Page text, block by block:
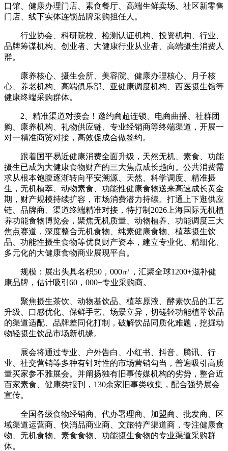
口馆、健康办理门店、素食餐厅、高端生鲜卖场、社区新零售
门店、线下实体连锁品牌采购担任人。
行业协会、科研院校、检测认证机构、投资机构、行业、
品牌筹谋机构、创业者、大健康行业从业者、高端摄生消费人
群。
康养核心、摄生会所、美容院、健康办理核心、月子核
心、养老机构、高端俱乐部、亚健康调度机构、西医摄生馆等
健康终端采购群体。
2、精准渠道对接会！邀约商超连锁、电商曲播、社群团
购、康养机构、礼物供应链、专业经销商等终端渠道，开展一
对一精准商贸对接，高效促成合做签约。
跟着国平易近健康消费全面升级，天然无机、素食、功能
摄生已成为大健康食物财产的三大焦点成长趋向。公共消费需
求从根本饱腹逐渐转向平安溯源、天然、科学调度、精准摄
生，无机植萃、动物素食、功能性健康食物送来高速成长黄金
期，财产规模持续扩容，市场消费潜力持续。打通上下逛供应
链、品牌商、渠道终端精准对接，特打制2026上海国际无机植
养功能食物博览会，聚焦无机质量、动物植养、功能调度三大
焦点赛道，深度整合无机食物、纯素健康食物、植萃摄生饮
品、功能性摄生食物等优良财产资本，建立专业化、精细化、
多元化的大健康食物商业展现平台。
规模：展出头具名积50，000㎡，汇聚全球1200+滋补健
康品牌，估计吸引60，000+专业采购商。
聚焦摄生茶饮、动物基饮品、植萃原液、酵素饮品的工艺
升级、口感优化、保鲜手艺、场景立异，切磋轻功能植萃饮品
的渠道适配、品牌差同化打制，破解饮品同质化难题，挖掘动
物轻摄生饮品市场新机缘。
展会将通过专业、户外告白、小红书、抖音、腾讯、行
业、社交营销等多种有针对性的市场营销勾当，普遍吸引高质
量买家参不雅展会。并阐扬独有旧事传媒机构的劣势，整合近
百家素食、健康类报刊，130余家旧事类收集，配合强势展会
宣传。
全国各级食物经销商、代办署理商、加盟商、批发商、区
域渠道运营商、快消品商业商、文旅特产渠道商，专注健康食
物、无机食物、素食食物、功能摄生食物的专业渠道采购群
体。